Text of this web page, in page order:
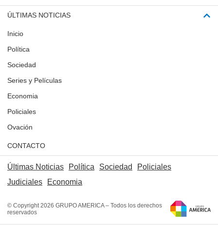
ÚLTIMAS NOTICIAS
Inicio
Política
Sociedad
Series y Películas
Economia
Policiales
Ovación
CONTACTO
Últimas Noticias Política Sociedad
Policiales
Judiciales
Economia
© Copyright 2026 GRUPO AMERICA – Todos los derechos
reservados